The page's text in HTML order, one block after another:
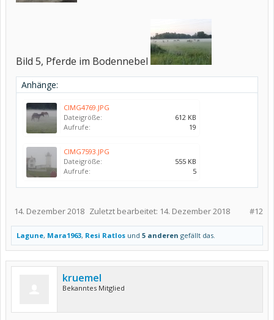
Bild 5, Pferde im Bodennebel
Anhänge:
CIMG4769.JPG
Dateigröße:
612 KB
Aufrufe:
19
CIMG7593.JPG
Dateigröße:
555 KB
Aufrufe:
5
#12
14. Dezember 2018 Zuletzt bearbeitet: 14. Dezember 2018
Lagune, Mara1963, Resi Ratlos und 5 anderen gefällt das.
kruemel
Bekanntes Mitglied